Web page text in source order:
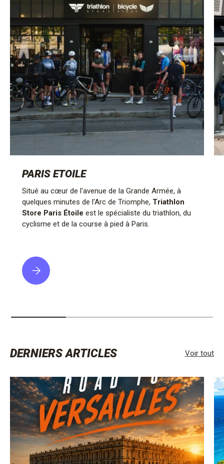
PARIS ETOILE
Situé au cœur de l'avenue de la Grande Armée, à
quelques minutes de l'Arc de Triomphe, Triathlon
Store Paris Étoile est le spécialiste du triathlon, du
cyclisme et de la course à pied à Paris.
VEUILLEZ SÉLECTIONNER PARIS ETOILE
DERNIERS ARTICLES Voir tout